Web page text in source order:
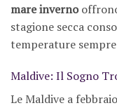
mare inverno
stagione secca
temperature sempre
Maldive: Il Sogno
Le Maldive a